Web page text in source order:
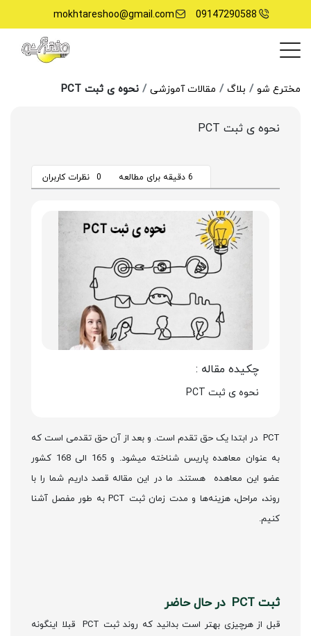
09147290588
mokhtareshoo@gmail.com
مخترع شو بلاگ مقالات آموزشی نحوه ی ثبت PCT
نحوه ی ثبت PCT
6 دقیقه برای مطالعه 0 نظرات کاربران
چکیده مقاله :
نحوه ی ثبت PCT
PCT در ابتدا یک حق تقدم است. و بعد از آن حق تقدمی است که
به عنوان معاهده پاریس شناخته میشود. و 165 الی 168 کشور
عضو این معاهده هستند. ما در این مقاله قصد داریم شما را با
روند، مراحل، هزینه‌ها و مدت زمان ثبت PCT به طور مفصل آشنا
کنیم.
ثبت PCT در حال حاضر
قبل از هرچیزی بهتر است بدانید که روند ثبت PCT قبلا اینگونه